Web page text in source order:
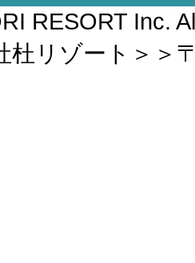
RESORT Inc.
杜リゾート＞＞